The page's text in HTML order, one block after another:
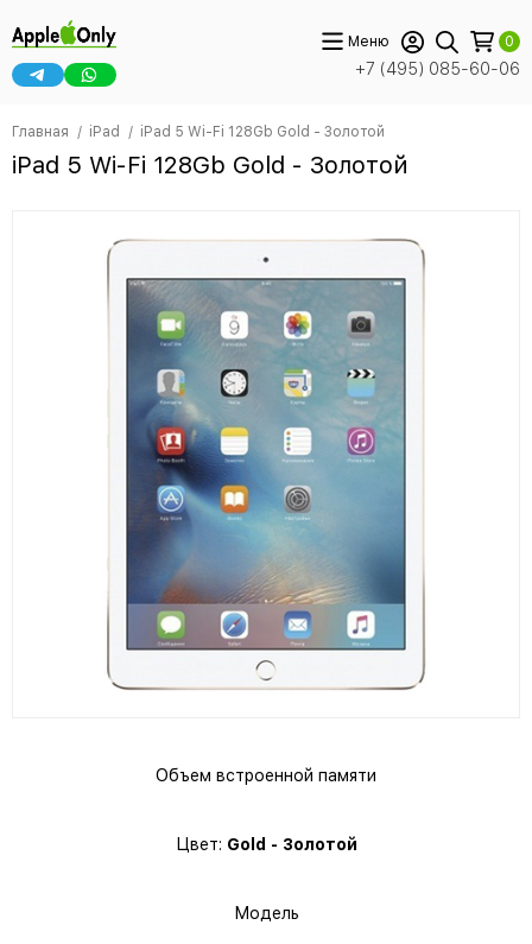
+7 (495) 085-60-06
Меню 0
Главная iPad iPad 5 Wi-Fi 128Gb Gold - Золотой
iPad 5 Wi-Fi 128Gb Gold - Золотой
Объем встроенной памяти
Цвет: Gold - Золотой
Модель